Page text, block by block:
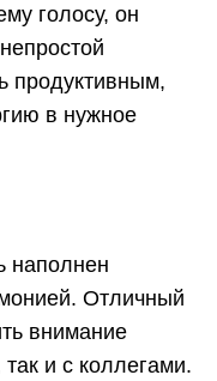
голосу, он
продуктивным,
в нужное
наполнен
Отличный
внимание
и с коллегами.